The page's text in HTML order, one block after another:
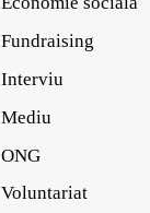
Fundraising
Interviu
Mediu
ONG
Voluntariat